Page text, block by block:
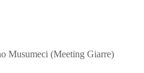
Musumeci (Meeting Giarre)